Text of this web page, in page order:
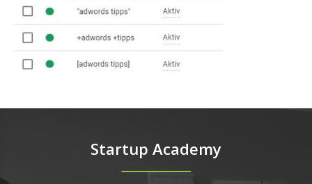
Startup Academy